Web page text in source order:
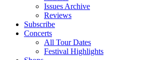
Issues Archive
Reviews
Subscribe
Concerts
All Tour Dates
Festival Highlights